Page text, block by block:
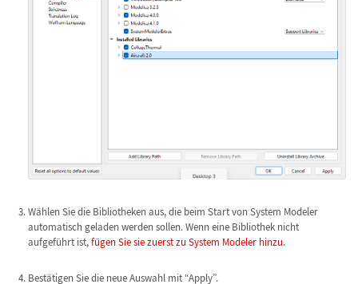
Wählen Sie die Bibliotheken aus, die beim Start von System Modeler
automatisch geladen werden sollen. Wenn eine Bibliothek nicht
aufgeführt ist,fügen Sie sie zuerst zu System Modeler hinzu.
Bestätigen Sie die neue Auswahl mit “Apply”.